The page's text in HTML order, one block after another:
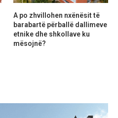
A po zhvillohen nxënësit të
barabartë përballë dallimeve
etnike dhe shkollave ku
mësojnë?